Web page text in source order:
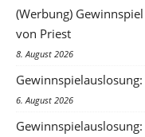
(Werbung)
von Priest
8. August 2026
6. August 2026